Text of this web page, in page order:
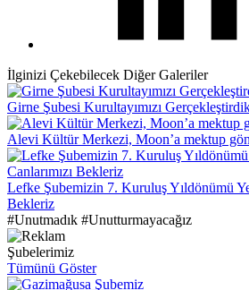
İlginizi Çekebilecek Diğer Galeriler
Girne Şubesi Kurultayımızı
Alevi Kültür Merkezi, Moon’a mektup
Lefke Şubemizin 7. Kuruluş Yıldönümü
Bekleriz
#Unutmadık #Unutturmayacağız
Şubelerimiz
Tümünü Göster